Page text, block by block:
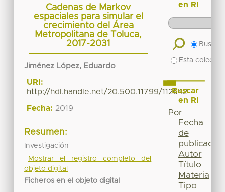
Cadenas de Markov
espaciales para simular el
crecimiento del Área
Metropolitana de Toluca,
2017-2031
Jiménez López, Eduardo
URI:
http://hdl.handle.net/20.500.11799/112642
Fecha: 2019
Resumen:
Investigación
Mostrar el registro completo del
objeto digital
Ficheros en el objeto digital
en RI
Buscar
Esta
Buscar
en RI
Por
Fecha
de
publicación
Autor
Título
Materia
Tipo